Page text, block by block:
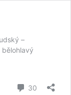
–
30 komentářů